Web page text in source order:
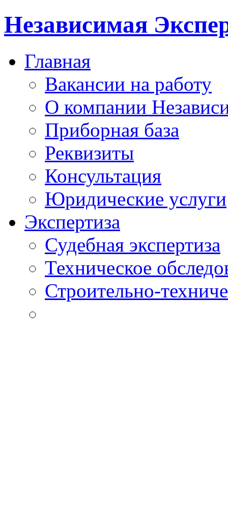
Независимая
Главная
Вакансии на работу
О компании
Приборная база
Реквизиты
Консультация
Юридические услуги
Экспертиза
Судебная экспертиза
Техническое
Строительно-